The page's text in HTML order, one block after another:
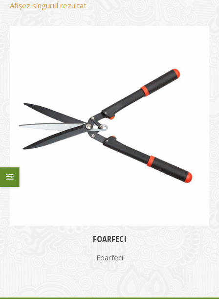
Afișez singurul rezultat
FOARFECI
Foarfeci